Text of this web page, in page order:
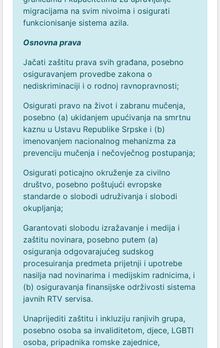
migracijama na svim nivoima i osigurati
funkcionisanje sistema azila.
Osnovna prava
Jačati zaštitu prava svih građana, posebno
osiguravanjem provedbe zakona o
nediskriminaciji i o rodnoj ravnopravnosti;
Osigurati pravo na život i zabranu mučenja,
posebno (a) ukidanjem upućivanja na smrtnu
kaznu u Ustavu Republike Srpske i (b)
imenovanjem nacionalnog mehanizma za
prevenciju mučenja i nečovječnog postupanja;
Osigurati poticajno okruženje za civilno
društvo, posebno poštujući evropske
standarde o slobodi udruživanja i slobodi
okupljanja;
Garantovati slobodu izražavanje i medija i
zaštitu novinara, posebno putem (a)
osiguranja odgovarajućeg sudskog
procesuiranja predmeta prijetnji i upotrebe
nasilja nad novinarima i medijskim radnicima, i
(b) osiguravanja finansijske održivosti sistema
javnih RTV servisa.
Unaprijediti zaštitu i inkluziju ranjivih grupa,
posebno osoba sa invaliditetom, djece, LGBTI
osoba, pripadnika romske zajednice,